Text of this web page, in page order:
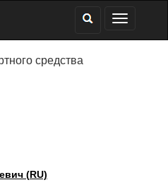
средства
(RU)